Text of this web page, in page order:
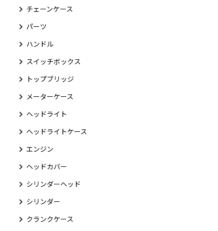
チェーンケース
パーツ
ハンドル
スイッチボックス
トップブリッジ
メーターケース
ヘッドライト
ヘッドライトケース
エンジン
ヘッドカバー
シリンダーヘッド
シリンダー
クランクケース